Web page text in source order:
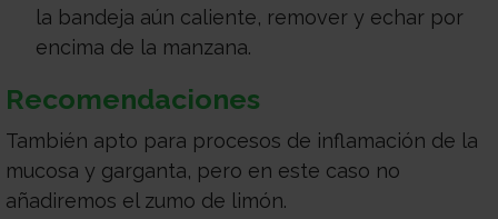
la bandeja aún caliente, remover y echar por
encima de la manzana.
Recomendaciones
También apto para procesos de inflamación de la
mucosa y garganta, pero en este caso no
añadiremos el zumo de limón.